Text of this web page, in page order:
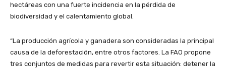
hectáreas con una fuerte incidencia en la pérdida de
biodiversidad y el calentamiento global.
“La producción agrícola y ganadera son consideradas la principal
causa de la deforestación, entre otros factores. La FAO propone
tres conjuntos de medidas para revertir esta situación: detener la